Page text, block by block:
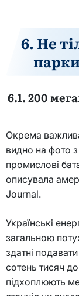
6. Не
6.1. 200
Окрема важлива
видно на фото
промислові
описувала
Journal.
Українські
загальною
здатні
сотень тисяч
підхоплюють